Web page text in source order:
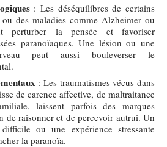
: Les déséquilibres de certains
ou des maladies comme Alzheimer ou
perturber la pensée et favoriser
paranoïaques. Une lésion ou une
peut aussi bouleverser le
: Les traumatismes vécus dans
de carence affective, de maltraitance
laissent parfois des marques
de raisonner et de percevoir autrui. Un
ou une expérience stressante
la paranoïa.